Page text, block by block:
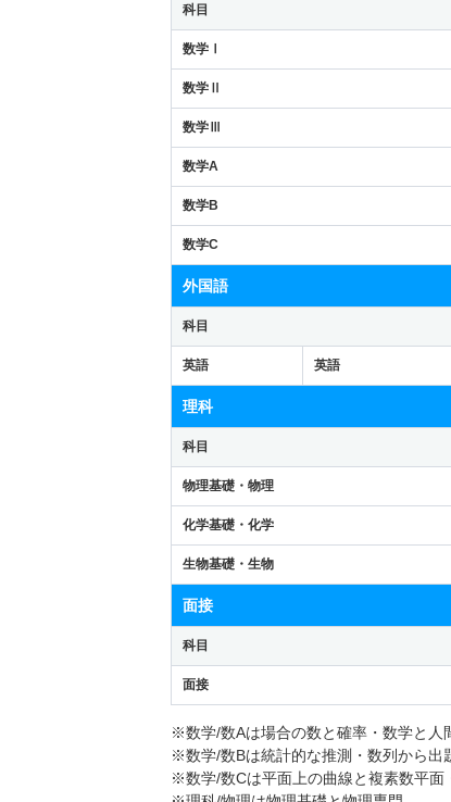
科目
数学Ⅰ
数学Ⅱ
数学Ⅲ
数学A
数学B
数学C
外国語
科目
英語 英語
理科
科目
物理基礎・物理
化学基礎・化学
生物基礎・生物
面接
科目
面接
※数学/数Aは場合の数と確率・数学と人
※数学/数Bは統計的な推測・数列から出
※数学/数Cは平面上の曲線と複素数平面